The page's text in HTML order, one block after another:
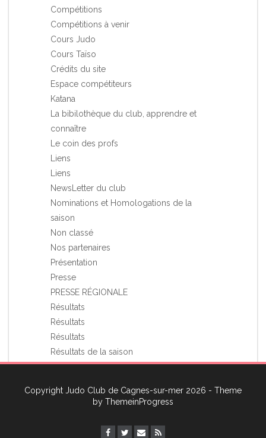
Compétitions
Compétitions à venir
Cours Judo
Cours Taïso
Crédits du site
Espace compétiteurs
Katana
La bibilothèque du club, apprendre et
connaître
Le coin des profs
Liens
Liens
NewsLetter du club
Nominations et Homologations de la
saison
Non classé
Nos partenaires
Présentation
Presse
PRESSE RÉGIONALE
Résultats
Résultats
Résultats
Résultats de la saison
Stages et Rassemblements
Voyage à l'étranger du JCCagnes
Copyright Judo Club de Cagnes-sur-mer 2026 - Theme
by ThemeinProgress